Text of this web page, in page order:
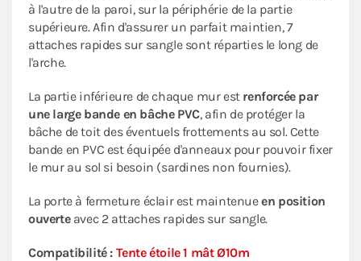
à l'autre de la paroi, sur la périphérie de la partie
supérieure. Afin d'assurer un parfait maintien, 7
attaches rapides sur sangle sont réparties le long de
l'arche.
La partie inférieure de chaque mur estrenforcée par
une large bande en bâche PVC, afin de protéger la
bâche de toit des éventuels frottements au sol. Cette
bande en PVC est équipée d'anneaux pour pouvoir fixer
le mur au sol si besoin (sardines non fournies).
La porte à fermeture éclair est maintenueen position
ouverteavec 2 attaches rapides sur sangle.
Compatibilité : Tente étoile 1 mât Ø10m